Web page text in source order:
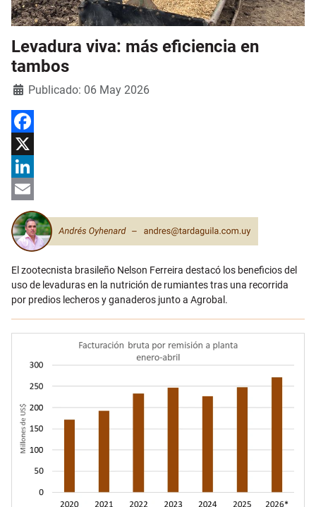
Levadura viva: más eficiencia en
tambos
Detalles
Publicado: 06 May 2026
Facebook
X
LinkedIn
Email
El zootecnista brasileño Nelson Ferreira destacó los beneficios del
uso de levaduras en la nutrición de rumiantes tras una recorrida
por predios lecheros y ganaderos junto a Agrobal.